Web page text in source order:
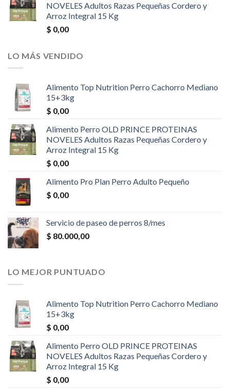
NOVELES Adultos Razas Pequeñas Cordero y
Arroz Integral 15 Kg
$ 0,00
LO MÁS VENDIDO
Alimento Top Nutrition Perro Cachorro Mediano
15+3kg
$ 0,00
Alimento Perro OLD PRINCE PROTEINAS
NOVELES Adultos Razas Pequeñas Cordero y
Arroz Integral 15 Kg
$ 0,00
Alimento Pro Plan Perro Adulto Pequeño
$ 0,00
Servicio de paseo de perros 8/mes
$ 80.000,00
LO MEJOR PUNTUADO
Alimento Top Nutrition Perro Cachorro Mediano
15+3kg
$ 0,00
Alimento Perro OLD PRINCE PROTEINAS
NOVELES Adultos Razas Pequeñas Cordero y
Arroz Integral 15 Kg
$ 0,00